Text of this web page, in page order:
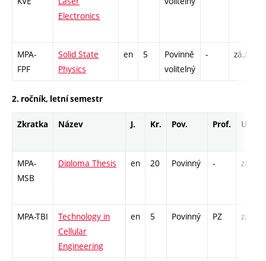
Electronics
MPA-
FPF
Solid State
Physics
en 5
Povinně
volitelný
- zá,zk
2. ročník, letní semestr
Zkratka Název J. Kr. Pov. Prof. Uk.
MPA-
MSB
Diploma Thesis en 20 Povinný - zá
MPA-TBI
Technology in
Cellular
Engineering
en 5 Povinný PZ zá,zk